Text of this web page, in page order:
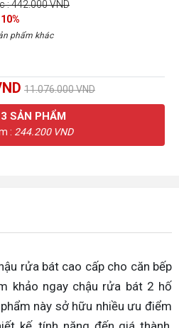
: 442.000 VND
phẩm khác
11.076.000 VND
3 SẢN PHẨM
: 244.200 VND
rửa bát cao cấp cho căn bếp
khảo ngay chậu rửa bát 2 hố
này sở hữu nhiều ưu điểm